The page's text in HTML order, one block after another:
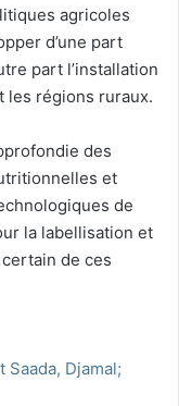
agricoles
d’une part
part l’installation
les régions ruraux.
des
et
de
la labellisation et
de ces
Djamal;